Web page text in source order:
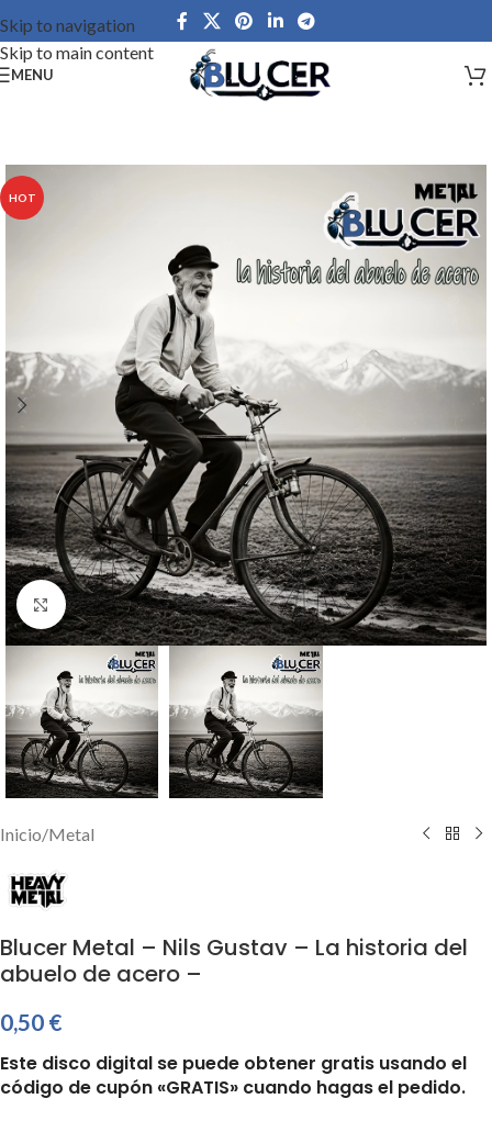
Skip to navigation
Skip to main content
MENU
HOT
Click to enlarge
Inicio/Metal
Blucer Metal – Nils Gustav – La historia del
abuelo de acero –
0,50 €
Este disco digital se puede obtener gratis usando el
código de cupón «GRATIS» cuando hagas el pedido.